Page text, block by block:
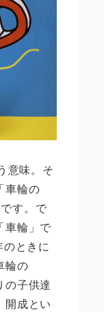
意味。そ
車輪の
です。で
車輪」で
ときに
輪の
の子供達
開成とい